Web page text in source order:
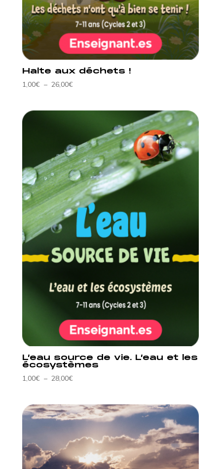
Pour les enseignants
Pour les parents
Nos supports pédagogiques innovants
Partagez vos ressources
Créez des supports pédagogiques
Actualités enseignants
​Nos outils ludiques pour les petits et les grands
Rejoindre la communauté
FAQ Parents
Actualités parents
Collectivités
Associations périscolaires
Entreprises
Vision
Partenaires
Le blog
Halte aux déchets !
1,00€ – 26,00€Plage
26,00€
L’eau source de vie. L’eau et les
écosystèmes
1,00€ – 28,00€Plage
1,00€
à
28,00€